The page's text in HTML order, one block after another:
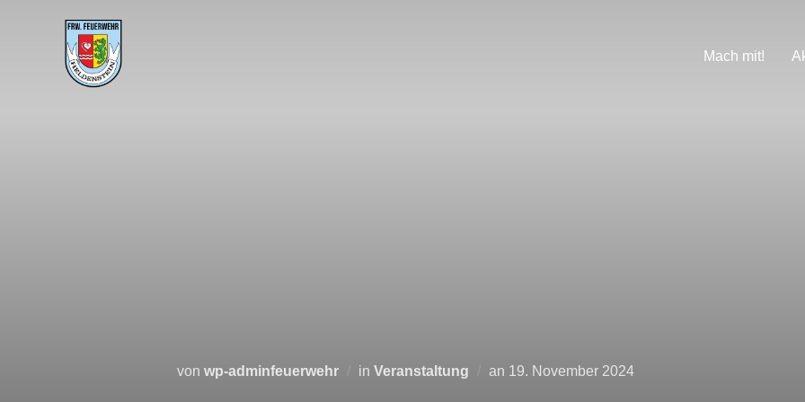
Mach mit!
von wp-adminfeuerwehr in Veranstaltung an 19. November 2024